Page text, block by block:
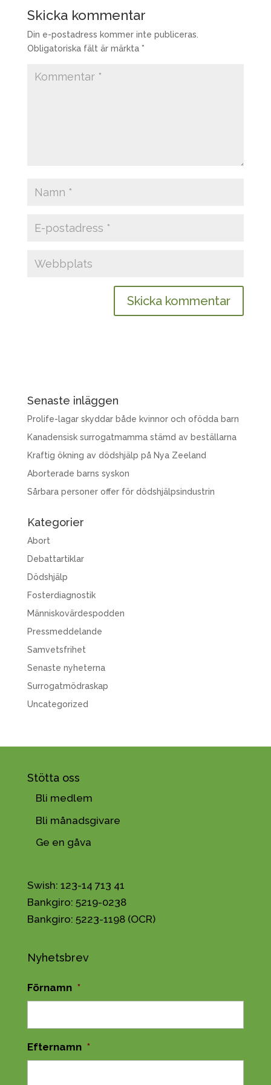
Skicka kommentar
Din e-postadress kommer inte publiceras.
Obligatoriska fält är märkta *
Senaste inläggen
Prolife-lagar skyddar både kvinnor och ofödda barn
Kanadensisk surrogatmamma stämd av beställarna
Kraftig ökning av dödshjälp på Nya Zeeland
Aborterade barns syskon
Sårbara personer offer för dödshjälpsindustrin
Kategorier
Abort
Debattartiklar
Dödshjälp
Fosterdiagnostik
Människovärdespodden
Pressmeddelande
Samvetsfrihet
Senaste nyheterna
Surrogatmödraskap
Uncategorized
Stötta oss
Bli medlem
Bli månadsgivare
Ge en gåva
Swish: 123-14 713 41
Bankgiro: 5219-0238
Bankgiro: 5223-1198 (OCR)
Nyhetsbrev
Förnamn *
Efternamn *